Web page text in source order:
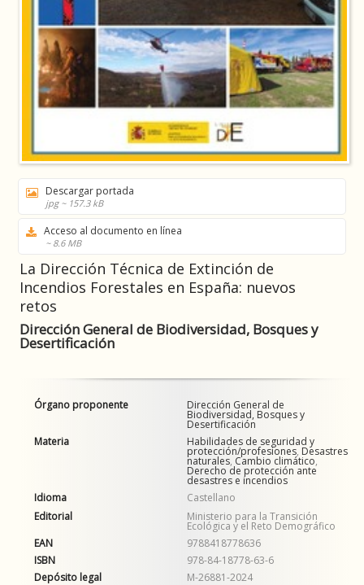
Descargar portada
jpg ~ 157.3 kB
Acceso al documento en línea
~ 8.6 MB
La Dirección Técnica de Extinción de
Incendios Forestales en España: nuevos
retos
Dirección General de Biodiversidad, Bosques y
Desertificación
Órgano proponente Dirección General de
Biodiversidad, Bosques y
Desertificación
Materia
Habilidades de seguridad y
protección/profesiones, Desastres
naturales, Cambio climático,
Derecho de protección ante
desastres e incendios
Idioma
Castellano
Editorial
Ministerio para la Transición
Ecológica y el Reto Demográfico
EAN
9788418778636
ISBN
978-84-18778-63-6
Depósito legal
M-26881-2024